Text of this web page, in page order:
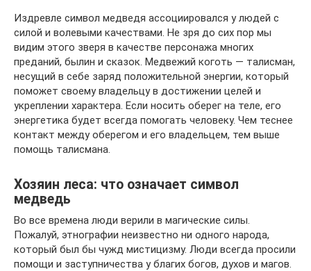
Издревле символ медведя ассоциировался у людей с
силой и волевыми качествами. Не зря до сих пор мы
видим этого зверя в качестве персонажа многих
преданий, былин и сказок. Медвежий коготь — талисман,
несущий в себе заряд положительной энергии, который
поможет своему владельцу в достижении целей и
укреплении характера. Если носить оберег на теле, его
энергетика будет всегда помогать человеку. Чем теснее
контакт между оберегом и его владельцем, тем выше
помощь талисмана.
Хозяин леса: что означает символ
медведь
Во все времена люди верили в магические силы.
Пожалуй, этнографии неизвестно ни одного народа,
который был бы чужд мистицизму. Люди всегда просили
помощи и заступничества у благих богов, духов и магов.